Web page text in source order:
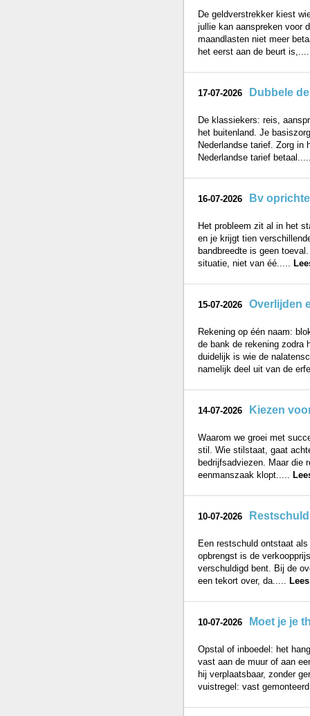
De geldverstrekker kiest
jullie kan aanspreken voor
maandlasten niet meer
het eerst aan de beurt
17-07-2026 Dubbele
De klassiekers: reis,
het buitenland. Je
Nederlandse tarief. Zorg in
Nederlandse tarief
16-07-2026 Bv
Het probleem zit al in het
en je krijgt tien
bandbreedte is geen
situatie, niet van éé.....
15-07-2026 Overlijden
Rekening op één naam:
de bank de rekening zodra
duidelijk is wie de
namelijk deel uit van de
14-07-2026 Kiezen
Waarom we groei met
stil. Wie stilstaat, gaat
bedrijfsadviezen. Maar die
eenmanszaak klopt.....
10-07-2026
Een restschuld ontstaat
opbrengst is de
verschuldigd bent. Bij de
een tekort over, da.....
10-07-2026 Moet je je
Opstal of inboedel: het
vast aan de muur of aan
hij verplaatsbaar, zonder
vuistregel: vast